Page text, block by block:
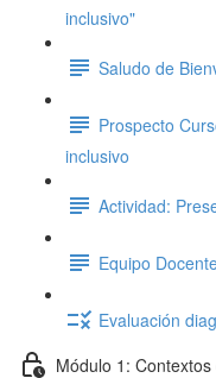
inclusivo"
Saludo de
Prospecto
inclusivo
Actividad:
Equipo
Evaluación
Módulo 1: